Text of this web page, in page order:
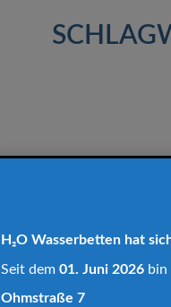
H₂O Wasserbetten hat
Seit dem 01. Juni 2026 bin
Ohmstraße 7